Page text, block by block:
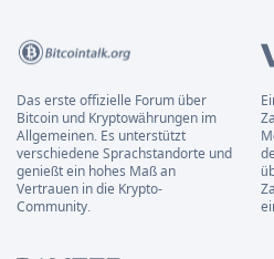
Das erste offizielle Forum über
Bitcoin und Kryptowährungen im
Allgemeinen. Es unterstützt
verschiedene Sprachstandorte und
genießt ein hohes Maß an
Vertrauen in die Krypto-
Community.